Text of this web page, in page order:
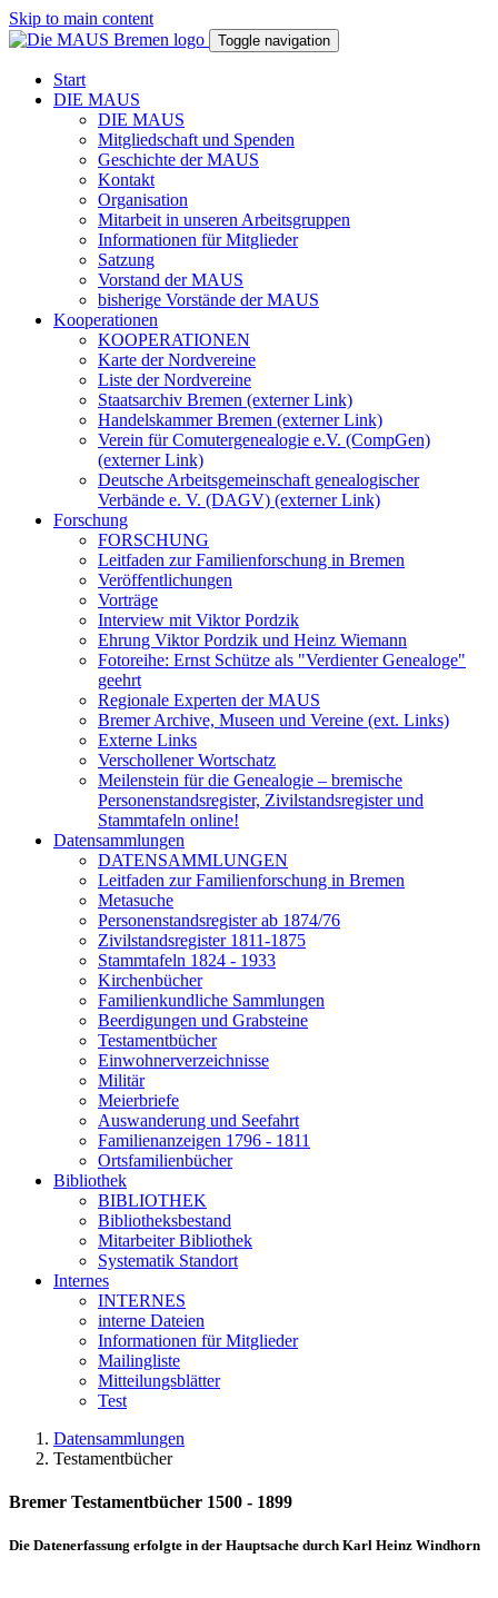
Skip to main content
Toggle navigation
Start
DIE MAUS
DIE MAUS
Mitgliedschaft und Spenden
Geschichte der MAUS
Kontakt
Organisation
Mitarbeit in unseren Arbeitsgruppen
Informationen für Mitglieder
Satzung
Vorstand der MAUS
bisherige Vorstände der MAUS
Kooperationen
KOOPERATIONEN
Karte der Nordvereine
Liste der Nordvereine
Staatsarchiv Bremen (externer Link)
Handelskammer Bremen (externer Link)
Verein für Comutergenealogie e.V. (CompGen)
(externer Link)
Deutsche Arbeitsgemeinschaft genealogischer
Verbände e. V. (DAGV) (externer Link)
Forschung
FORSCHUNG
Leitfaden zur Familienforschung in Bremen
Veröffentlichungen
Vorträge
Interview mit Viktor Pordzik
Ehrung Viktor Pordzik und Heinz Wiemann
Fotoreihe: Ernst Schütze als "Verdienter Genealoge"
geehrt
Regionale Experten der MAUS
Bremer Archive, Museen und Vereine (ext. Links)
Externe Links
Verschollener Wortschatz
Meilenstein für die Genealogie – bremische
Personenstandsregister, Zivilstandsregister und
Stammtafeln online!
Datensammlungen
DATENSAMMLUNGEN
Leitfaden zur Familienforschung in Bremen
Metasuche
Personenstandsregister ab 1874/76
Zivilstandsregister 1811-1875
Stammtafeln 1824 - 1933
Kirchenbücher
Familienkundliche Sammlungen
Beerdigungen und Grabsteine
Testamentbücher
Einwohnerverzeichnisse
Militär
Meierbriefe
Auswanderung und Seefahrt
Familienanzeigen 1796 - 1811
Ortsfamilienbücher
Bibliothek
BIBLIOTHEK
Bibliotheksbestand
Mitarbeiter Bibliothek
Systematik Standort
Internes
INTERNES
interne Dateien
Informationen für Mitglieder
Mailingliste
Mitteilungsblätter
Test
Datensammlungen
Testamentbücher
Bremer Testamentbücher 1500 - 1899
Die Datenerfassung erfolgte in der Hauptsache durch Karl Heinz Windhorn